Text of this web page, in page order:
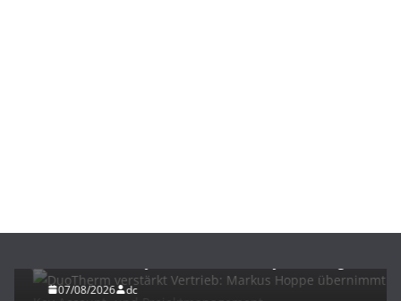
07/08/2026 dc